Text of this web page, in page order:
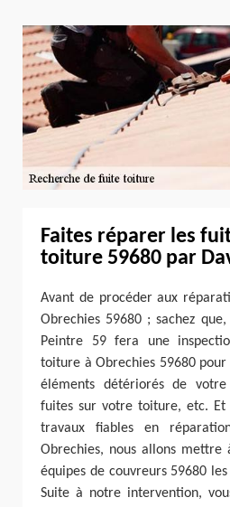
Faites réparer les
toiture 59680 par
Avant de procéder aux
Obrechies 59680 ; sachez
Peintre 59 fera une
toiture à Obrechies 59680
éléments détériorés de
fuites sur votre toiture, etc. Et
travaux fiables en
Obrechies, nous allons mettre
équipes de couvreurs 59680
Suite à notre intervention,